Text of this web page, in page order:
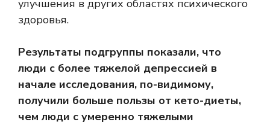
улучшения в других областях психического
здоровья.
Результаты подгруппы показали, что
люди с более тяжелой депрессией в
начале исследования, по-видимому,
получили больше пользы от кето-диеты,
чем люди с умеренно тяжелыми